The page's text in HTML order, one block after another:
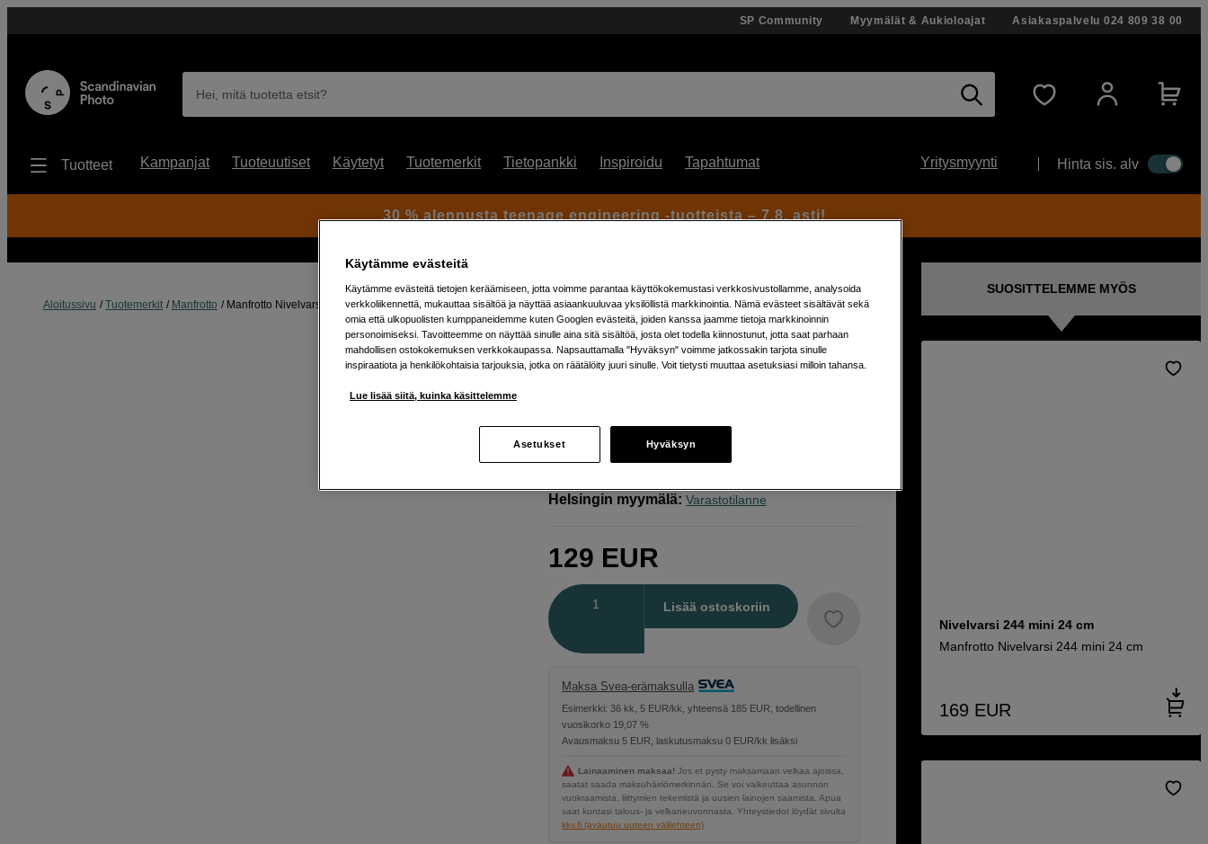
SP Community Myymälät & Aukioloajat Asiakaspalvelu 024 809 38 00
Hei, mitä tuotetta etsit?
Tuotteet Kampanjat Tuoteuutiset Käytetyt Tuotemerkit Tietopankki Inspiroidu Tapahtumat Yritysmyynti Hinta sis. alv
Aloitussivu Tuotemerkit Manfrotto Manfrotto Nivelvarsi 244 mikro 15cm
Artikkeli: 1020421
Helsingin myymälä: Varastotilanne
129 EUR
Lisää ostoskoriin
Maksa Svea-erämaksulla
Esimerkki: 36 kk, 5 EUR/kk, yhteensä 185 EUR, todellinen
vuosikorko 19,07 %
Avausmaksu 5 EUR, laskutusmaksu 0 EUR/kk lisäksi
Lainaaminen maksaa! Jos et pysty maksamaan velkaa ajoissa,
saatat saada maksuhäiriömerkinnän. Se voi vaikeuttaa asunnon
vuokraamista, liittymien tekemistä ja uusien lainojen saamista. Apua
saat kuntasi talous- ja velkaneuvonnasta. Yhteystiedot löydät sivulta
kkv.fi (avautuu uuteen välilehteen)
SUOSITTELEMME MYÖS
Nivelvarsi 244 mini 24 cm
Manfrotto Nivelvarsi 244 mini 24 cm
169 EUR
30 % alennusta teenage engineering -tuotteista – 7.8. asti!
Käytämme evästeitä
Käytämme evästeitä tietojen keräämiseen, jotta voimme parantaa käyttökokemustasi verkkosivustollamme, analysoida
verkkoliikennettä, mukauttaa sisältöä ja näyttää asiaankuuluvaa yksilöllistä markkinointia. Nämä evästeet sisältävät sekä
omia että ulkopuolisten kumppaneidemme kuten Googlen evästeitä, joiden kanssa jaamme tietoja markkinoinnin
personoimiseksi. Tavoitteemme on näyttää sinulle aina sitä sisältöä, josta olet todella kiinnostunut, jotta saat parhaan
mahdollisen ostokokemuksen verkkokaupassa. Napsauttamalla "Hyväksyn" voimme jatkossakin tarjota sinulle
inspiraatiota ja henkilökohtaisia tarjouksia, jotka on räätälöity juuri sinulle. Voit tietysti muuttaa asetuksiasi milloin tahansa.
Lue lisää siitä, kuinka käsittelemme
Asetukset Hyväksyn